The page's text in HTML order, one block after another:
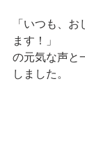
「いつも、
ます！」
の元気な声と
しました。